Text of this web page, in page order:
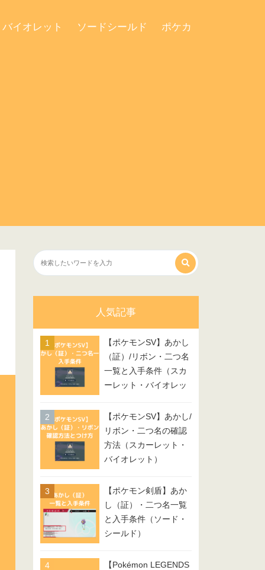
イオレット ソードシールド ポケカ
人気記事
【ポケモンSV】あかし
（証）/リボン・二つ名
一覧と入手条件（スカ
ーレット・バイオレッ
【ポケモンSV】あかし/
リボン・二つ名の確認
方法（スカーレット・
バイオレット）
【ポケモン剣盾】あか
し（証）・二つ名一覧
と入手条件（ソード・
シールド）
【Pokémon LEGENDS